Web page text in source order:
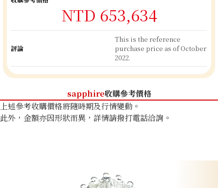
NTD 653,634
評論
This is the reference
purchase price as of October
2022.
sapphire收購參考價格
上述參考收購價格將隨時期及行情變動。
此外，金額亦因形狀而異，詳情請撥打電話洽詢。